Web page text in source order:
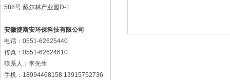
588号 戴尔林产业园D-1
安徽捷斯安环保科技有限公司
电话：0551-62625440
传真：0551-62624610
联系人：李先生
手机：18994468158 13915752736